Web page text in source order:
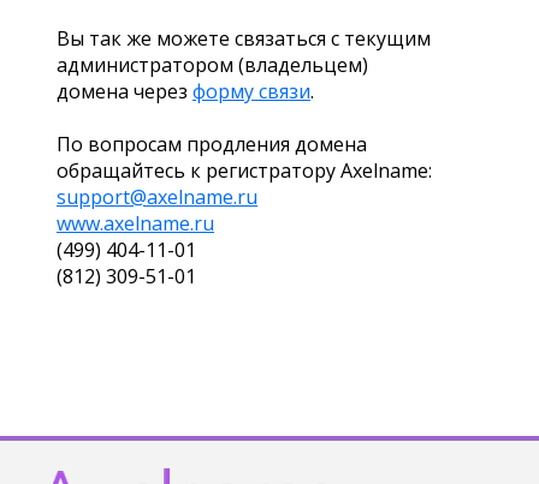
Вы так же можете связаться с текущим
администратором (владельцем)
домена через форму связи.
По вопросам продления домена
обращайтесь к регистратору Axelname:
support@axelname.ru
www.axelname.ru
(499) 404-11-01
(812) 309-51-01